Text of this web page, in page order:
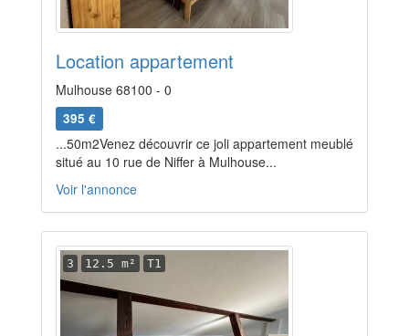
Location appartement
Mulhouse 68100 - 0
395 €
...50m2Venez découvrir ce joli appartement meublé
situé au 10 rue de Niffer à Mulhouse...
Voir l'annonce
3 12.5 m² T1